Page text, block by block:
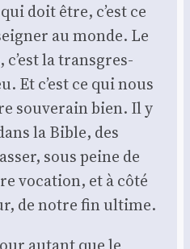
doit être, c’est ce
au monde. Le
la trans­gres­
Et c’est ce qui nous
sou­ve­rain bien. Il y
la Bible, des
sous peine de
voca­tion, et à côté
de notre fin ultime.
autant que le